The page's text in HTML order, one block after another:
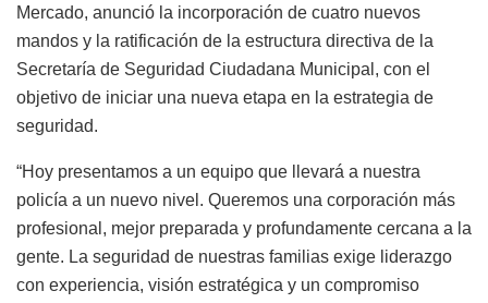
Mercado, anunció la incorporación de cuatro nuevos
mandos y la ratificación de la estructura directiva de la
Secretaría de Seguridad Ciudadana Municipal, con el
objetivo de iniciar una nueva etapa en la estrategia de
seguridad.
“Hoy presentamos a un equipo que llevará a nuestra
policía a un nuevo nivel. Queremos una corporación más
profesional, mejor preparada y profundamente cercana a la
gente. La seguridad de nuestras familias exige liderazgo
con experiencia, visión estratégica y un compromiso